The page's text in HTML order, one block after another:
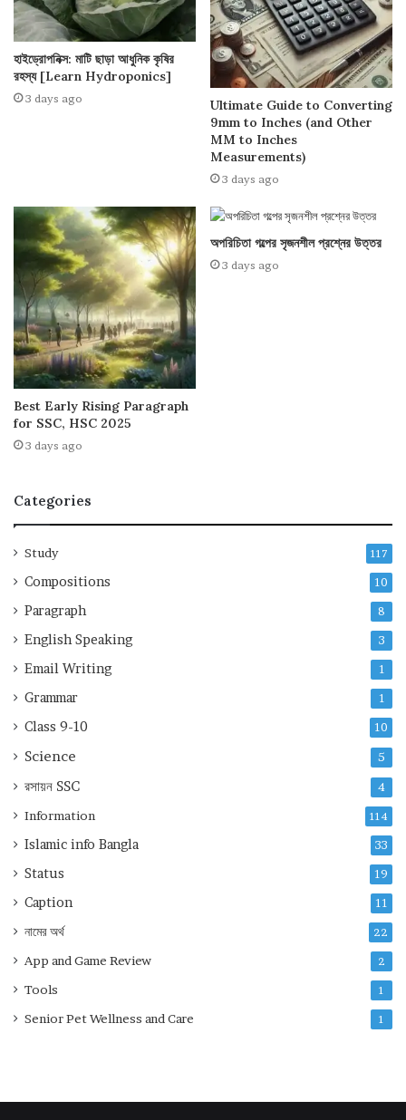
হাইড্রোপনিক্স: মাটি ছাড়া আধুনিক কৃষির
রহস্য [Learn Hydroponics]
3 days ago
Ultimate Guide to Converting
9mm to Inches (and Other
MM to Inches
Measurements)
3 days ago
Best Early Rising Paragraph
for SSC, HSC 2025
3 days ago
অপরিচিতা গল্পের সৃজনশীল প্রশ্নের উত্তর
3 days ago
Categories
Study 117
Compositions 10
Paragraph 8
English Speaking 3
Email Writing 1
Grammar 1
Class 9-10 10
Science 5
রসায়ন SSC 4
Information 114
Islamic info Bangla 33
Status 19
Caption 11
নামের অর্থ 22
App and Game Review 2
Tools 1
Senior Pet Wellness and Care 1